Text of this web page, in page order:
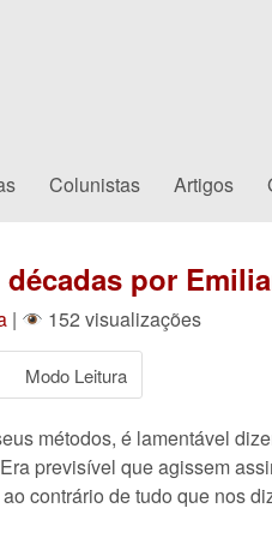
Colunistas Artigos
por
| 152 visualizações
Modo Leitura
métodos, é lamentável
previsível que agissem
contrário de tudo que nos